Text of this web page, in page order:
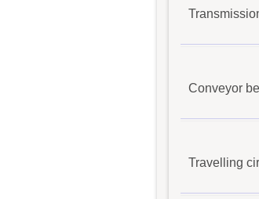
Conveyor
Travelling